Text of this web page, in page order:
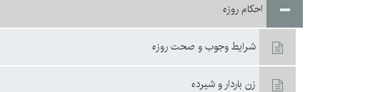
احكام روزه
شرايط وجوب و صحت روزه
زن باردار و شيرده